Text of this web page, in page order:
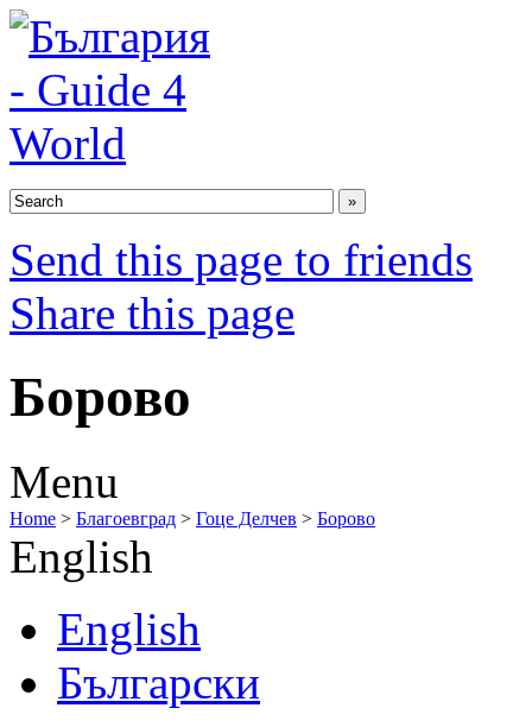
Send this page to friends
Share this page
Борово
Menu
Home > Благоевград > Гоце Делчев > Борово
English
English
Български